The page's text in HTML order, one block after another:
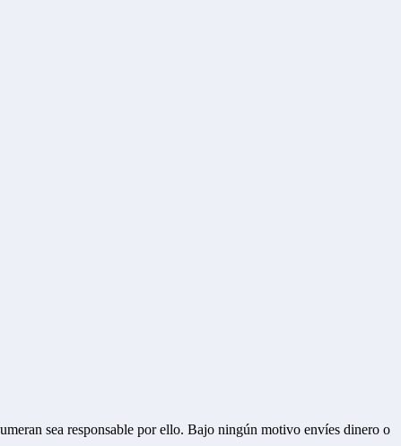
sea responsable por ello. Bajo ningún motivo envíes dinero o